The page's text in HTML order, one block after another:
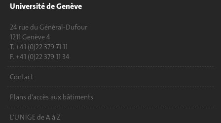
Université de Genève
24 rue du Général-Dufour
1211 Genève 4
T. +41 (0)22 379 71 11
F. +41 (0)22 379 11 34
Contact
Plans d'accès aux bâtiments
L'UNIGE de A à Z